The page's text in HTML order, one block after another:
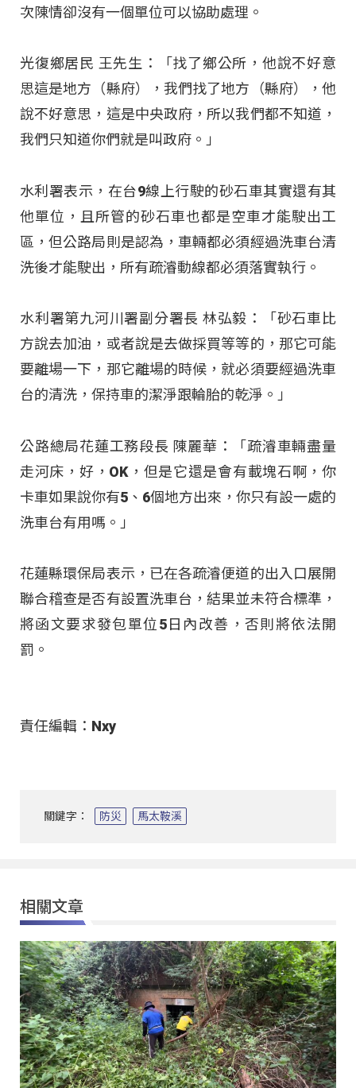
次陳情卻沒有一個單位可以協助處理。
光復鄉居民 王先生：「找了鄉公所，他說不好意
思這是地方（縣府），我們找了地方（縣府），他
說不好意思，這是中央政府，所以我們都不知道，
我們只知道你們就是叫政府。」
水利署表示，在台9線上行駛的砂石車其實還有其
他單位，且所管的砂石車也都是空車才能駛出工
區，但公路局則是認為，車輛都必須經過洗車台清
洗後才能駛出，所有疏濬動線都必須落實執行。
水利署第九河川署副分署長 林弘毅：「砂石車比
方說去加油，或者說是去做採買等等的，那它可能
要離場一下，那它離場的時候，就必須要經過洗車
台的清洗，保持車的潔淨跟輪胎的乾淨。」
公路總局花蓮工務段長 陳麗華：「疏濬車輛盡量
走河床，好，OK，但是它還是會有載塊石啊，你
卡車如果說你有5、6個地方出來，你只有設一處的
洗車台有用嗎。」
花蓮縣環保局表示，已在各疏濬便道的出入口展開
聯合稽查是否有設置洗車台，結果並未符合標準，
將函文要求發包單位5日內改善，否則將依法開
罰。
責任編輯：Nxy
關鍵字： 防災 馬太鞍溪
相關文章